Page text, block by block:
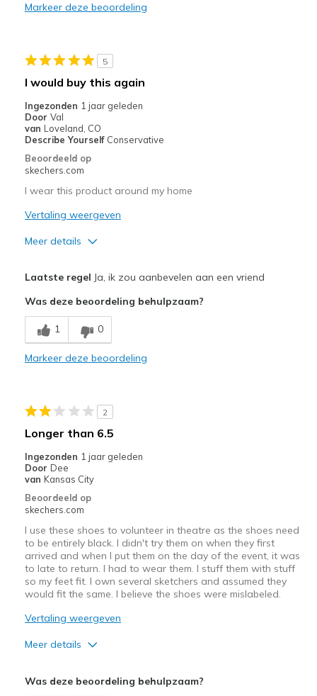
Markeer deze beoordeling
5
I would buy this again
Ingezonden 1 jaar geleden
Door Val
van Loveland, CO
Describe Yourself Conservative
Beoordeeld op
skechers.com
I wear this product around my home
Vertaling weergeven
Meer details
Breathe Well
Comfortable
Travel
Width
Feels true to width
Sizing
View On Shoes
Laatste regel Ja, ik zou aanbevelen aan een vriend
Was deze beoordeling behulpzaam?
1 0
Markeer deze beoordeling
2
Longer than 6.5
Ingezonden 1 jaar geleden
Door Dee
van Kansas City
Beoordeeld op
skechers.com
I use these shoes to volunteer in theatre as the shoes need
to be entirely black. I didn't try them on when they first
arrived and when I put them on the day of the event, it was
to late to return. I had to wear them. I stuff them with stuff
so my feet fit. I own several sketchers and assumed they
would fit the same. I believe the shoes were mislabeled.
Vertaling weergeven
Meer details
View On Shoes
Shoes are for Wearing
Was deze beoordeling behulpzaam?